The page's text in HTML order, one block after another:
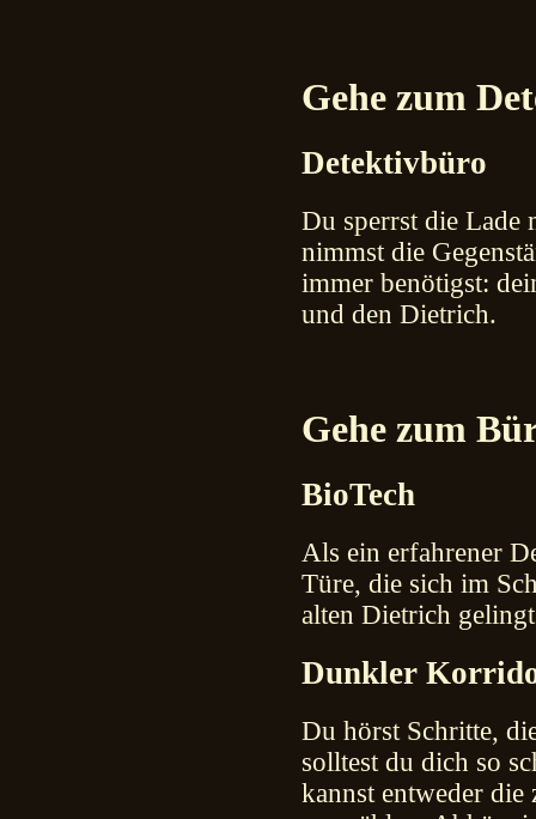
Gehe zum
Detektivbüro
Du sperrst die Lade
nimmst die
immer benötigst:
und den Dietrich.
Gehe zum
BioTech
Als ein erfahrener
Türe, die sich im
alten Dietrich
Dunkler
Du hörst Schritte,
solltest du dich so
kannst entweder